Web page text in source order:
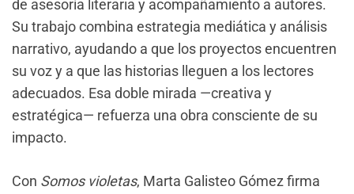
de asesoría literaria y acompañamiento a autores.
Su trabajo combina estrategia mediática y análisis
narrativo, ayudando a que los proyectos encuentren
su voz y a que las historias lleguen a los lectores
adecuados. Esa doble mirada —creativa y
estratégica— refuerza una obra consciente de su
impacto.
Con Somos violetas, Marta Galisteo Gómez firma